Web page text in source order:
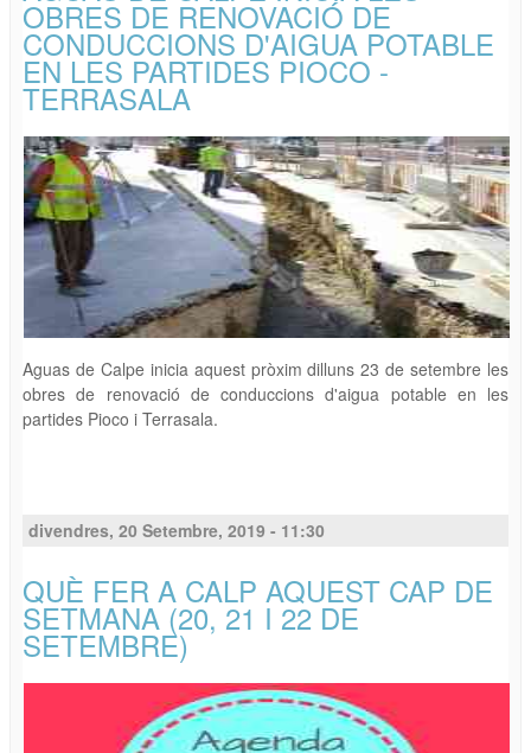
OBRES DE RENOVACIÓ DE
CONDUCCIONS D'AIGUA POTABLE
EN LES PARTIDES PIOCO -
TERRASALA
Aguas de Calpe inicia aquest pròxim dilluns 23 de setembre les
obres de renovació de conduccions d'aigua potable en les
partides Pioco i Terrasala.
divendres, 20 Setembre, 2019 - 11:30
QUÈ FER A CALP AQUEST CAP DE
SETMANA (20, 21 I 22 DE
SETEMBRE)